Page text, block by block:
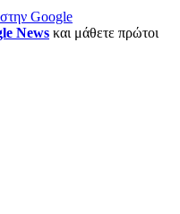
Google
News και μάθετε πρώτοι